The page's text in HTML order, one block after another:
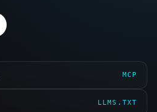
MCP
LLMS.TXT